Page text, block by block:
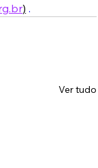
) .
Ver tudo